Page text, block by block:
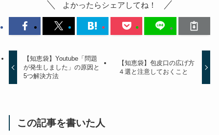
よかったらシェアしてね！
【知恵袋】Youtube「問題
が発生しました」の原因と
5つ解決方法
【知恵袋】包皮口の広げ方
４選と注意しておくこと
この記事を書いた人